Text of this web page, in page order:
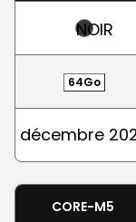
NOIR
64Go
décembre
CORE-M5